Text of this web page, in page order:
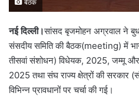
बैठक
नई दिल्ली।सांसद बृजमोहन अग्रवाल ने
संसदीय समिति की बैठक(meeting) में
तीसवां संशोधन) विधेयक, 2025, जम्मू
2025 तथा संघ राज्य क्षेत्रों की
विभिन्न प्रावधानों पर चर्चा की गई।